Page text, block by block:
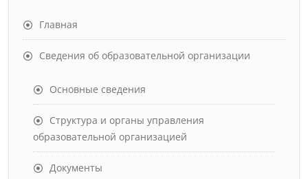
Главная
Сведения об образовательной организации
Основные сведения
Структура и органы управления
образовательной организацией
Документы